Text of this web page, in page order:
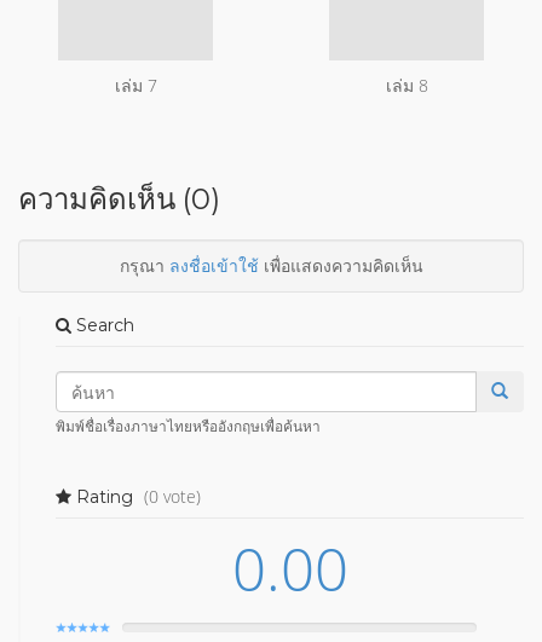
เล่ม 7 เล่ม 8
ความคิดเห็น (0)
กรุณา ลงชื่อเข้าใช้เพื่อแสดงความคิดเห็น
Search
พิมพ์ชื่อเรื่องภาษาไทยหรืออังกฤษเพื่อค้นหา
Rating (0 vote)
0.00